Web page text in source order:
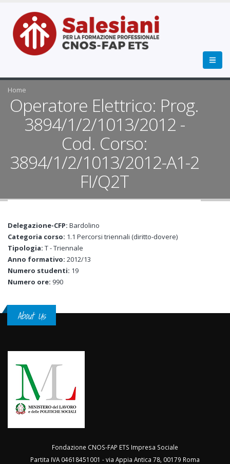
Home
Operatore Elettrico: Prog.
3894/1/2/1013/2012 -
Cod. Corso:
3894/1/2/1013/2012-A1-2
FI/Q2T
Delegazione-CFP: Bardolino
Categoria corso: 1.1 Percorsi triennali (diritto-dovere)
Tipologia: T - Triennale
Anno formativo: 2012/13
Numero studenti: 19
Numero ore: 990
About Us
Fondazione CNOS-FAP ETS Impresa Sociale
Partita IVA 04618451001 - via Appia Antica 78, 00179 Roma